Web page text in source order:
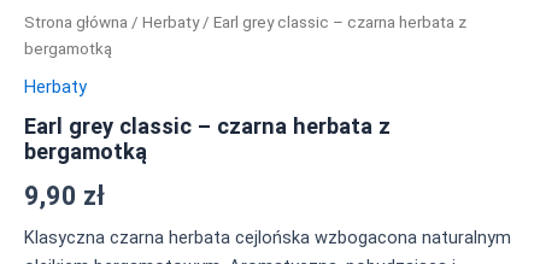
Strona główna / Herbaty/ Earl grey classic – czarna herbata z
bergamotką
Herbaty
Earl grey classic – czarna herbata z
bergamotką
9,90 zł
Klasyczna czarna herbata cejlońska wzbogacona naturalnym